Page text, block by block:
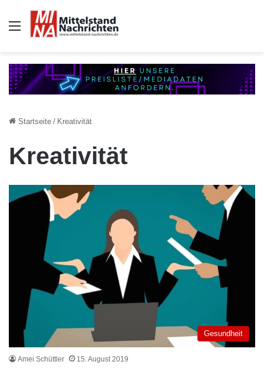
Auswahl
Startseite / Kreativität
Kreativität
Gesundheit
Amei Schüttler 15. August 2019